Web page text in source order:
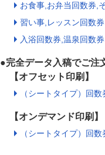
お食事,お弁当回数券,
習い事,レッスン回数
入浴回数券,温泉回数
●完全データ入稿でご注
【オフセット印刷】
（シートタイプ）回
【オンデマンド印刷】
（シートタイプ）回